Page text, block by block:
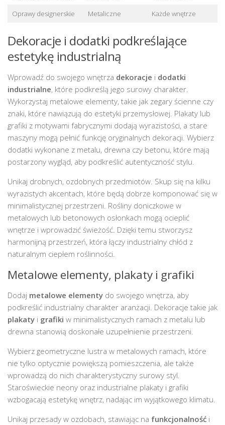
Oprawy designerskie
Metaliczne Każde wnętrze
Dekoracje i dodatki podkreślające
estetykę industrialną
Wprowadź do swojego wnętrza dekoracje i dodatki
industrialne, które podkreślą jego surowy charakter.
Wykorzystaj metalowe elementy, takie jak zegary ścienne czy
znaki, które nawiązują do estetyki przemysłowej. Plakaty lub
grafiki z motywami fabrycznymi dodają wyrazistości, a stare
maszyny mogą pełnić funkcję oryginalnych dekoracji. Wybierz
dodatki wykonane z metalu, drewna czy betonu, które mają
postarzony wygląd, aby podkreślić autentyczność stylu.
Unikaj drobnych, ozdobnych przedmiotów. Skup się na kilku
wyrazistych akcentach, które będą dobrze komponować się w
minimalistycznej przestrzeni. Rośliny doniczkowe w
metalowych lub betonowych osłonkach mogą ocieplić
wnętrze i wprowadzić świeżość. Dzięki temu stworzysz
harmonijną przestrzeń, która łączy industrialny chłód z
naturalnym ciepłem roślinności.
Metalowe elementy, plakaty i grafiki
Dodaj metalowe elementy do swojego wnętrza, aby
podkreślić industrialny charakter aranżacji. Dekoracje takie jak
plakaty i grafiki w minimalistycznych ramach z metalu lub
drewna stanowią doskonałe uzupełnienie przestrzeni.
Wybierz geometryczne lustra w metalowych ramach, które
nie tylko optycznie powiększą pomieszczenia, ale także
wprowadzą do nich charakterystyczny surowy styl.
Staroświeckie neony oraz industrialne plakaty i grafiki
wzbogacają estetykę wnętrz, nadając im wyjątkowego klimatu.
Unikaj przesady w ozdobach, stawiając na funkcjonalność i